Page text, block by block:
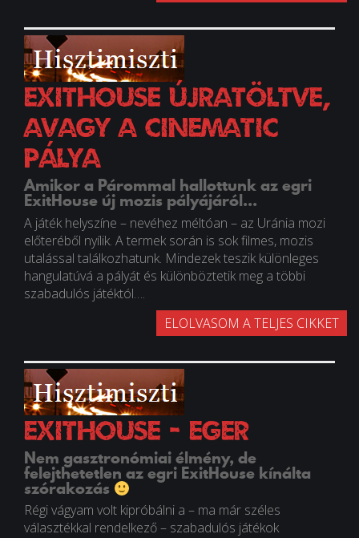
Exithouse Újratöltve,
avagy a CinematiC
pálya
Amikor a Párommal hallottunk az egri
ExitHouse új mozis pályájáról...
A játék helyszíne – nevéhez méltóan – az Uránia mozi
előteréből nyílik. A termek során is sok filmes, mozis
utalással találkozhatunk. Mindezek teszik különleges
hangulatúvá a pályát és különböztetik meg a többi
szabadulós játéktól….
ELOLVASOM A TELJES CIKKET
ExitHouse - Eger
Nem gasztronómiai élmény, de
felejthetetlen az egri ExitHouse kínálta
szórakozás
Régi vágyam volt kipróbálni a – ma már széles
választékkal rendelkező – szabadulós játékok